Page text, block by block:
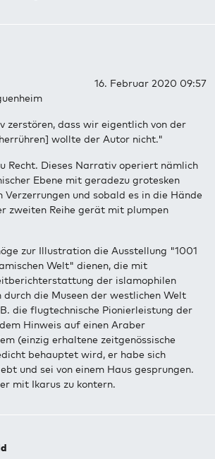
16. Februar 2020 09:57
zerstören, dass wir eigentlich von der
wollte der Autor nicht."
Recht. Dieses Narrativ operiert nämlich
Ebene mit geradezu grotesken
und sobald es in die Hände
zweiten Reihe gerät mit plumpen
zur Illustration die Ausstellung "1001
Welt" dienen, die mit
der islamophilen
die Museen der westlichen Welt
die flugtechnische Pionierleistung der
Hinweis auf einen Araber
(einzig erhaltene zeitgenössische
behauptet wird, er habe sich
und sei von einem Haus gesprungen.
mit Ikarus zu kontern.